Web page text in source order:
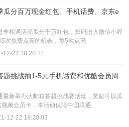
瓜分百万现金红包、手机话费、京东e
季相遇活动瓜分千万红包，扫码进入微信小程
次免费点亮的机会，每5次点亮
12-22 18:20:11
题挑战抽1-5元手机话费和优酷会员周
最新举办沃邮箱答题挑战赛活动，奖励可以瓜
频会员卡，本活动仅限中国联通
12-22 18:20:03